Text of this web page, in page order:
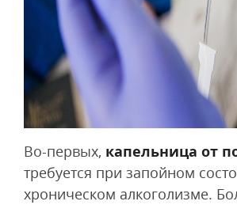
Во-первых, капельница от
требуется при запойном
хроническом алкоголизме.